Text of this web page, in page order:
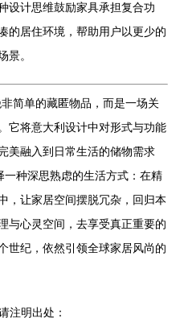
设计思维鼓励家具承担复合功
的居住环境，帮助用户以更少的
景。
简单的藏匿物品，而是一场关
它将意大利设计中对形式与功能
美融入到日常生活的储物需求
种深思熟虑的生活方式：在精
，让家居空间摆脱冗杂，回归本
与心灵空间，去享受真正重要的
世纪，依然引领全球家居风尚的
注明出处：